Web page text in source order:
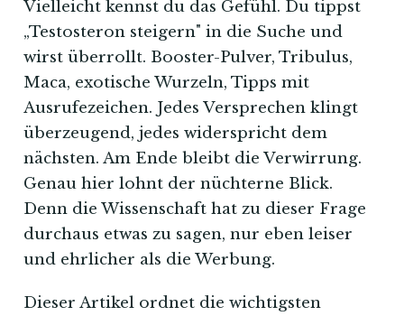
Vielleicht kennst du das Gefühl. Du tippst
„Testosteron steigern" in die Suche und
wirst überrollt. Booster-Pulver, Tribulus,
Maca, exotische Wurzeln, Tipps mit
Ausrufezeichen. Jedes Versprechen klingt
überzeugend, jedes widerspricht dem
nächsten. Am Ende bleibt die Verwirrung.
Genau hier lohnt der nüchterne Blick.
Denn die Wissenschaft hat zu dieser Frage
durchaus etwas zu sagen, nur eben leiser
und ehrlicher als die Werbung.
Dieser Artikel ordnet die wichtigsten